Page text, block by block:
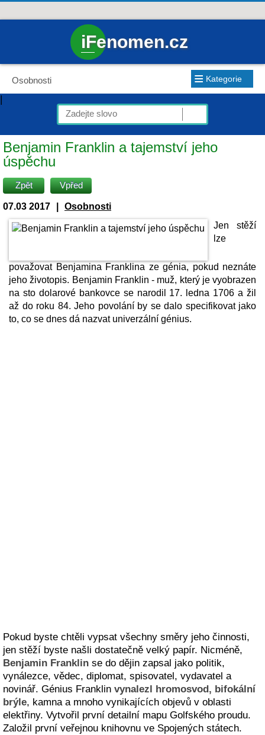
iFenomen.cz
Osobnosti ≡ Kategorie
|
Benjamin Franklin a tajemství jeho
úspěchu
Zpět Vpřed
07.03 2017
Osobnosti
Jen stěží
lze
považovat Benjamina Franklina ze génia, pokud neznáte
jeho životopis. Benjamin Franklin - muž, který je vyobrazen
na sto dolarové bankovce se narodil 17. ledna 1706 a žil
až do roku 84. Jeho povolání by se dalo specifikovat jako
to, co se dnes dá nazvat univerzální génius.
Pokud byste chtěli vypsat všechny směry jeho činnosti,
jen stěží byste našli dostatečně velký papír. Nicméně,
Benjamin Franklin se do dějin zapsal jako politik,
vynálezce, vědec, diplomat, spisovatel, vydavatel a
novinář. Génius Franklin vynalezl hromosvod, bifokální
brýle, kamna a mnoho vynikajících objevů v oblasti
elektřiny. Vytvořil první detailní mapu Golfského proudu.
Založil první veřejnou knihovnu ve Spojených státech.